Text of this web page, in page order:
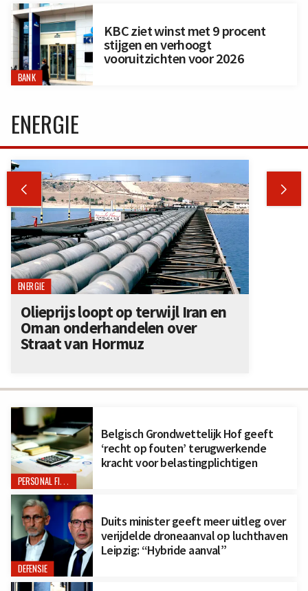
BANK
KBC ziet winst met 9 procent
stijgen en verhoogt
vooruitzichten voor 2026
PERSONAL FINANCE
Belgisch Grondwettelijk Hof geeft
‘recht op fouten’ terugwerkende
kracht voor belastingplichtigen
DEFENSIE
Duits minister geeft meer uitleg over
verijdelde droneaanval op luchthaven
Leipzig: “Hybride aanval”
ENERGIE
 
ENERGIE
Olieprijs loopt op terwijl Iran en
Oman onderhandelen over
Straat van Hormuz